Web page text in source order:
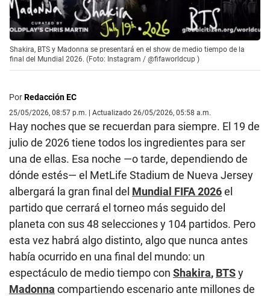
Shakira, BTS y Madonna se presentará en el show de medio tiempo de la
final del Mundial 2026. (Foto: Instagram / @fifaworldcup )
PorRedacción EC
25/05/2026, 08:57 p.m. | Actualizado 26/05/2026, 05:58 a.m.
Hay noches que se recuerdan para siempre. El 19 de
julio de 2026 tiene todos los ingredientes para ser
una de ellas. Esa noche —o tarde, dependiendo de
dónde estés— el MetLife Stadium de Nueva Jersey
albergará la gran final del Mundial FIFA 2026el
partido que cerrará el torneo más seguido del
planeta con sus 48 selecciones y 104 partidos. Pero
esta vez habrá algo distinto, algo que nunca antes
había ocurrido en una final del mundo: un
espectáculo de medio tiempo con Shakira, BTSy
Madonna compartiendo escenario ante millones de